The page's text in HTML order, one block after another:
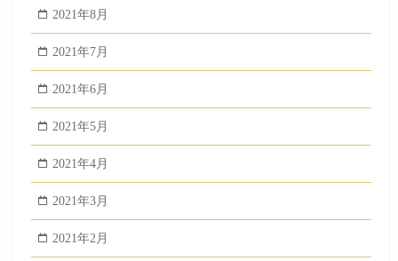
2021年8月
2021年7月
2021年6月
2021年5月
2021年4月
2021年3月
2021年2月